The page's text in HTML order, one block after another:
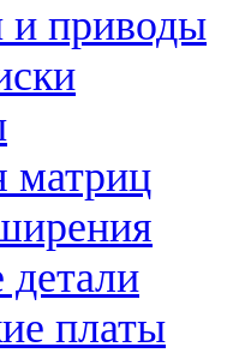
и приводы
матриц
платы